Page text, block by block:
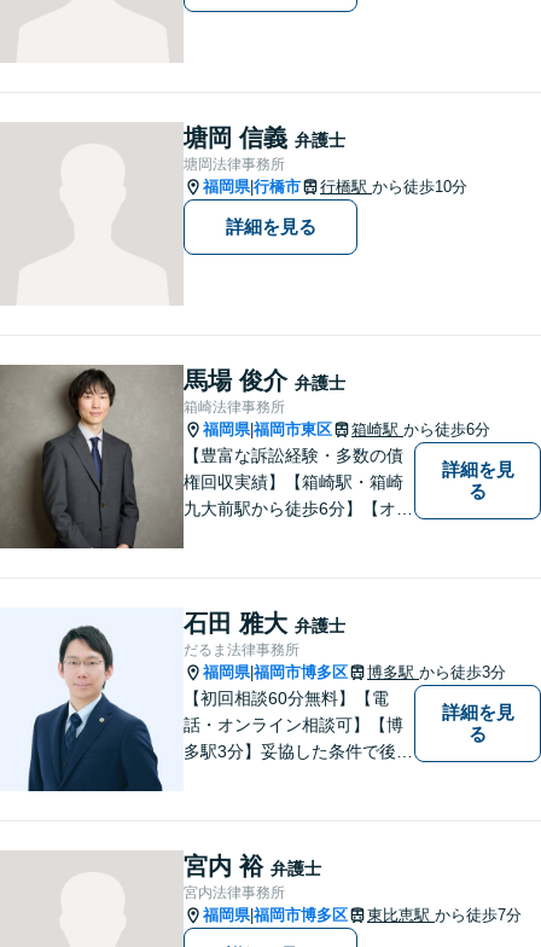
塘岡 信義 弁護士
塘岡法律事務所
福岡県|行橋市 行橋駅 から徒歩10分
詳細を見る
馬場 俊介 弁護士
箱崎法律事務所
福岡県|福岡市東区 箱崎駅 から徒歩6分
【豊富な訴訟経験・多数の債
権回収実績】【箱崎駅・箱崎
九大前駅から徒歩6分】【オン
ビジネス上の法的課題まで、
各種法律相談、訴訟・債権回
収等のご依頼を承っておりま
す。
詳細を見
る
石田 雅大 弁護士
だるま法律事務所
福岡県|福岡市博多区 博多駅 から徒歩3分
【初回相談60分無料】【電
話・オンライン相談可】【博
多駅3分】妥協した条件で後悔
現実的な解決策をご提案いた
しますので、まずはお気軽に
ご相談ください。
詳細を見
る
宮内 裕 弁護士
宮内法律事務所
福岡県|福岡市博多区 東比恵駅 から徒歩7分